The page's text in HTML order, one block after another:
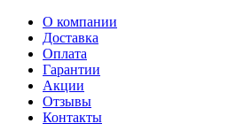
О компании
Доставка
Оплата
Гарантии
Акции
Отзывы
Контакты